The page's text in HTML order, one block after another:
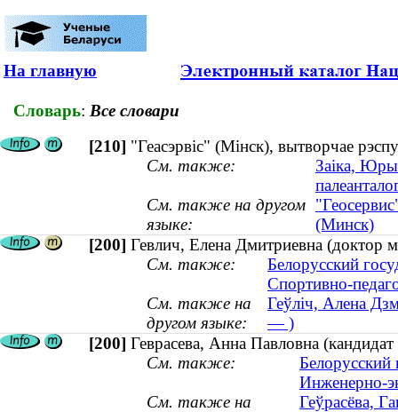
На главную
Словарь: Все словари
[210] "Геасэрвic" (Мінск), вытворчае
См. также:
Заіка,
См. также на другом
языке:
(Минск)
[200] Гевлич, Елена Дмитриевна (доктор
См. также:
Белорусский
Спортивно-
См. также на
другом языке:
Геўліч, Алена
— )
[200] Геврасева, Анна Павловна
См. также:
Белорусский
Инженерно-
См. также на
Геўрасёва,